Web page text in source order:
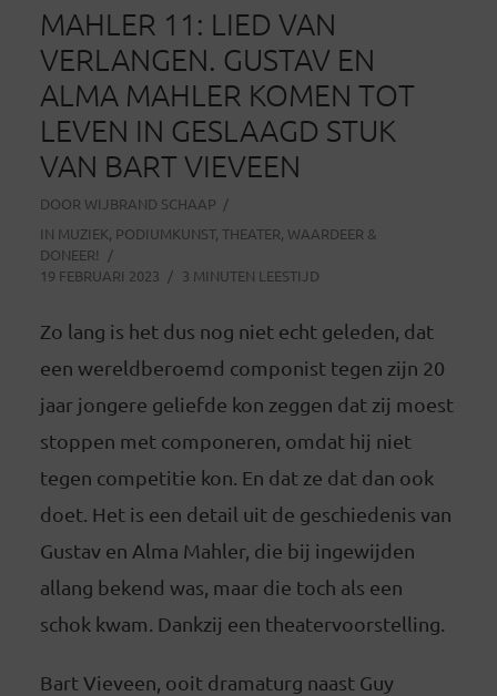
MAHLER 11: LIED VAN
VERLANGEN. GUSTAV EN
ALMA MAHLER KOMEN TOT
LEVEN IN GESLAAGD STUK
VAN BART VIEVEEN
DOOR WIJBRAND SCHAAP
IN MUZIEK, PODIUMKUNST, THEATER, WAARDEER &
DONEER!
19 FEBRUARI 2023
3 MINUTEN LEESTIJD
Zo lang is het dus nog niet echt geleden, dat
een wereldberoemd componist tegen zijn 20
jaar jongere geliefde kon zeggen dat zij moest
stoppen met componeren, omdat hij niet
tegen competitie kon. En dat ze dat dan ook
doet. Het is een detail uit de geschiedenis van
Gustav en Alma Mahler, die bij ingewijden
allang bekend was, maar die toch als een
schok kwam. Dankzij een theatervoorstelling.
Bart Vieveen, ooit dramaturg naast Guy